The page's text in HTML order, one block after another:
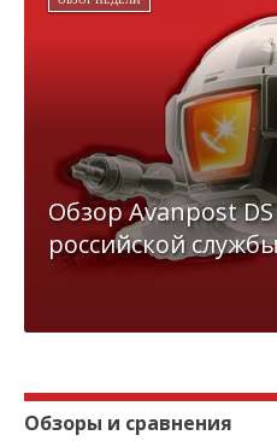
Обзор Avanpost
российской
Обзоры и сравнения